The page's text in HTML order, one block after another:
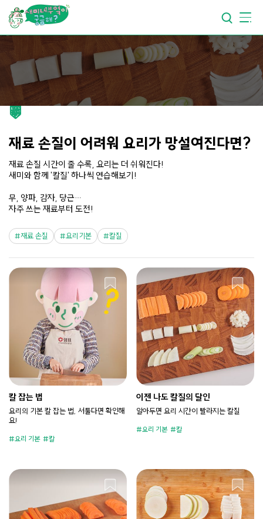
요리가건강해지는부엌
요리가 쉬워지는 부엌
재료 손질이 어려워 요리가 망설여진다면?
재료 손질 시간이 줄 수록, 요리는 더 쉬워진다!
새미와 함께 '칼질' 하나씩 연습해보기!
무, 양파, 감자, 당근…
자주 쓰는 재료부터 도전!
재료 손질 요리기본 칼질
칼 잡는 법
요리의 기본 칼 잡는 법, 서툴다면 확인해
요!
요리 기본 칼
이젠 나도 칼질의 달인
알아두면 요리 시간이 빨라지는 칼질
요리 기본 칼